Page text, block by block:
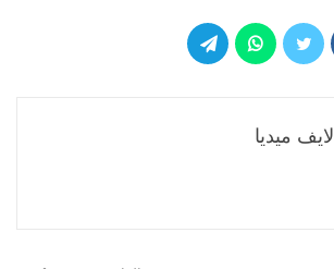
لايف ميديا